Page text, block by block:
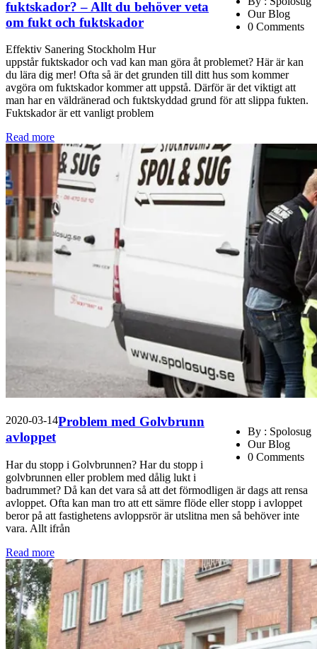
Our Blog
0 Comments
fuktskador? – Allt du behöver veta
om fukt och fuktskador
Effektiv Sanering Stockholm Hur
uppstår fuktskador och vad kan man göra åt problemet? Här är kan
du lära dig mer! Ofta så är det grunden till ditt hus som kommer
avgöra om fuktskador kommer att uppstå. Därför är det viktigt att
man har en väldränerad och fuktskyddad grund för att slippa fukten.
Fuktskador är ett vanligt problem
Read more
2020-03-14
By : Spolosug
Our Blog
0 Comments
Problem med Golvbrunn
avloppet
Har du stopp i Golvbrunnen? Har du stopp i
golvbrunnen eller problem med dålig lukt i
badrummet? Då kan det vara så att det förmodligen är dags att rensa
avloppet. Ofta kan man tro att ett sämre flöde eller stopp i avloppet
beror på att fastighetens avloppsrör är utslitna men så behöver inte
vara. Allt ifrån
Read more